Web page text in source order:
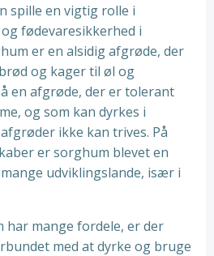
spille en vigtig rolle i
fødevaresikkerhed i
er en alsidig afgrøde, der
og kager til øl og
en afgrøde, der er tolerant
og som kan dyrkes i
ikke kan trives. På
er sorghum blevet en
udviklingslande, især i
har mange fordele, er der
med at dyrke og bruge